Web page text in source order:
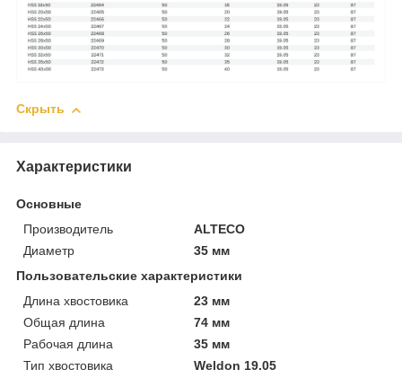
Скрыть
Характеристики
Основные
Производитель
ALTECO
Диаметр
35 мм
Пользовательские характеристики
Длина хвостовика
23 мм
Общая длина
74 мм
Рабочая длина
35 мм
Тип хвостовика
Weldon 19.05